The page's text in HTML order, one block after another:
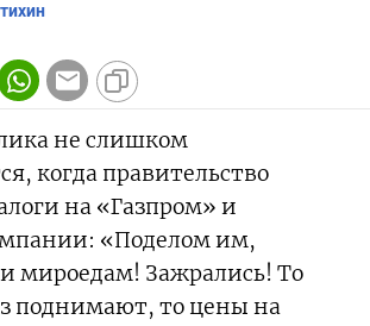
не слишком
когда правительство
на «Газпром» и
«Поделом им,
мироедам! Зажрались! То
поднимают, то цены на